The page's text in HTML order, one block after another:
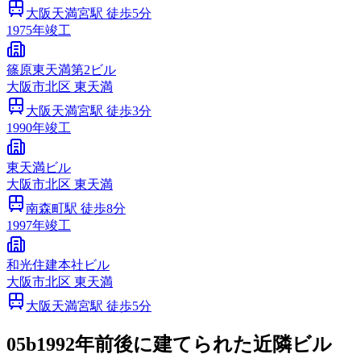
大阪天満宮駅 徒歩5分
1975年竣工
篠原東天満第2ビル
大阪市北区 東天満
大阪天満宮駅 徒歩3分
1990年竣工
東天満ビル
大阪市北区 東天満
南森町駅 徒歩8分
1997年竣工
和光住建本社ビル
大阪市北区 東天満
大阪天満宮駅 徒歩5分
05b1992年前後に建てられた近隣ビル